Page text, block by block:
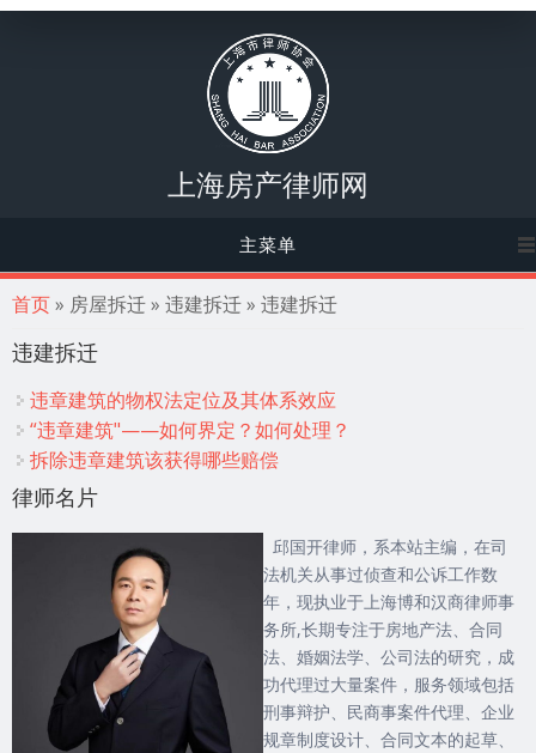
上海房产律师网
主菜单
你在这里
首页» 房屋拆迁 » 违建拆迁 » 违建拆迁
违建拆迁
违章建筑的物权法定位及其体系效应
“违章建筑"——如何界定？如何处理？
拆除违章建筑该获得哪些赔偿
律师名片
邱国开律师，系本站主编，在司
法机关从事过侦查和公诉工作数
年，现执业于上海博和汉商律师事
务所,长期专注于房地产法、合同
法、婚姻法学、公司法的研究，成
功代理过大量案件，服务领域包括
刑事辩护、民商事案件代理、企业
规章制度设计、合同文本的起草、